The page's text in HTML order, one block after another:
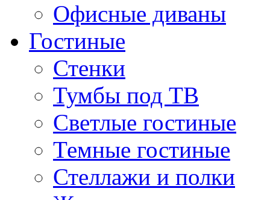
Офисные диваны
Гостиные
Стенки
Тумбы под ТВ
Светлые гостиные
Темные гостиные
Стеллажи и полки